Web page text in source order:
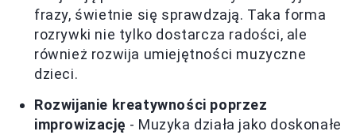
frazy, świetnie się sprawdzają. Taka forma
rozrywki nie tylko dostarcza radości, ale
również rozwija umiejętności muzyczne
dzieci.
Rozwijanie kreatywności poprzez
improwizację - Muzyka działa jako doskonałe